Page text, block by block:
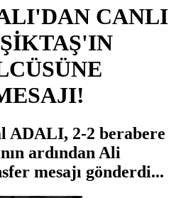
CANLI
ADALI, 2-2 berabere
ardından Ali
mesajı gönderdi...